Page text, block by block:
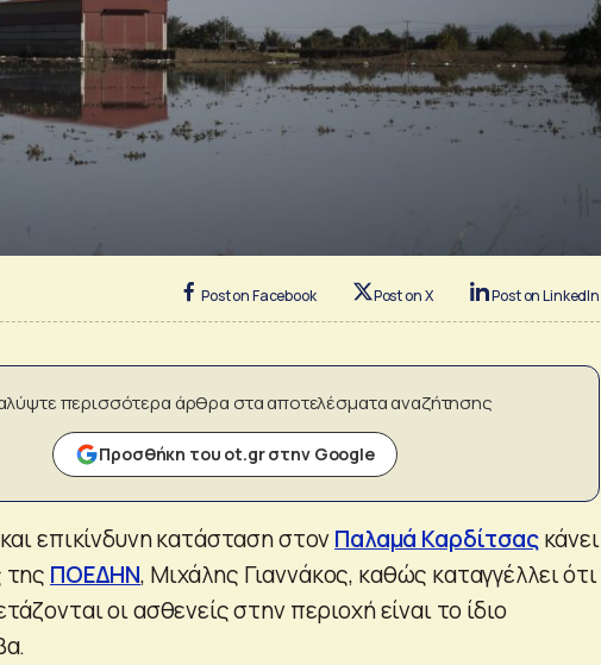
Post on Facebook Post on X Post on LinkedIn
περισσότερα άρθρα στα αποτελέσματα αναζήτησης
Προσθήκη του ot.gr στην Google
επικίνδυνη κατάσταση στον Παλαμά Καρδίτσαςκάνει
της ΠΟΕΔΗΝ, Μιχάλης Γιαννάκος, καθώς καταγγέλλει ότι
οι ασθενείς στην περιοχή είναι το ίδιο